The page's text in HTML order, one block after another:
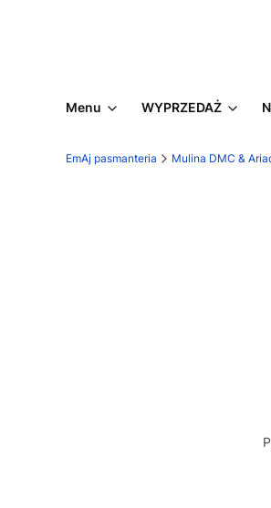
Menu WYPRZEDAŻ
EmAj pasmanteria Mulina DMC &